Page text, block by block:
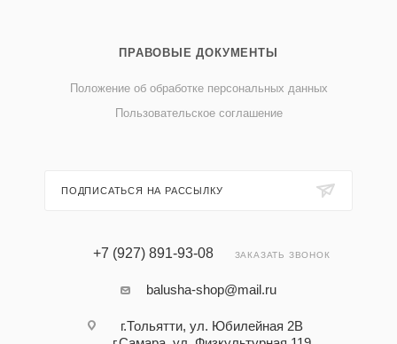
ПРАВОВЫЕ ДОКУМЕНТЫ
Положение об обработке персональных данных
Пользовательское соглашение
ПОДПИСАТЬСЯ НА РАССЫЛКУ
+7 (927) 891-93-08 ЗАКАЗАТЬ ЗВОНОК
balusha-shop@mail.ru
г.Тольятти, ул. Юбилейная 2В